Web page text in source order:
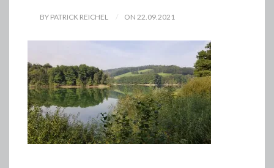
BY PATRICK REICHEL ON 22.09.2021